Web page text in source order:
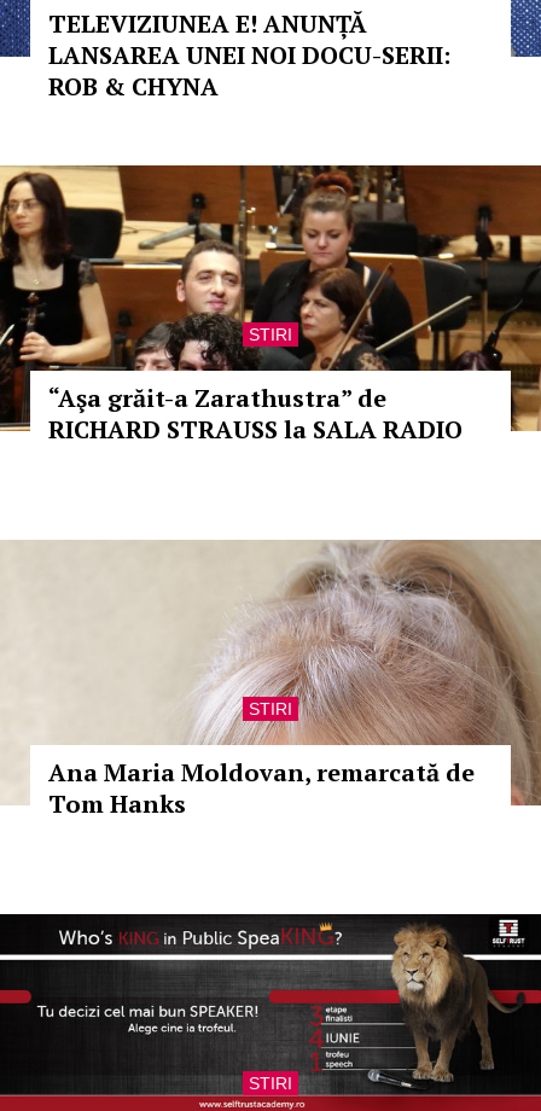
TELEVIZIUNEA E! ANUNȚĂ
LANSAREA UNEI NOI DOCU-SERII:
ROB & CHYNA
STIRI
“Aşa grăit-a Zarathustra” de
RICHARD STRAUSS la SALA RADIO
STIRI
Ana Maria Moldovan, remarcată de
Tom Hanks
STIRI